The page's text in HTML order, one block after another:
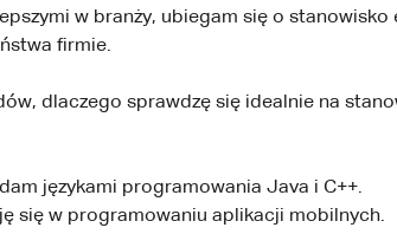
w branży, ubiegam się o
firmie.
dlaczego sprawdzę się idealnie na
językami programowania Java i C++.
się w programowaniu aplikacji mobilnych.